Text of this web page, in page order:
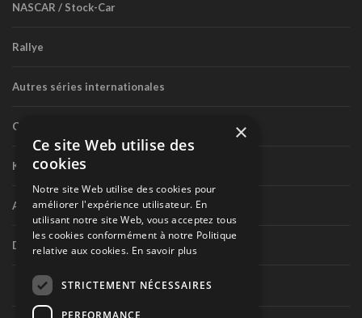
NASCAR / Stock-Car
Rallye
Autres séries internationales
Circuit routier canadien
Karting
Autres séries nationales
Divers
×
Ce site Web utilise des
cookies
Notre site Web utilise des cookies pour
améliorer l'expérience utilisateur. En
utilisant notre site Web, vous acceptez tous
les cookies conformément à notre Politique
relative aux cookies. En savoir plus
STRICTEMENT NÉCESSAIRES
PERFORMANCE